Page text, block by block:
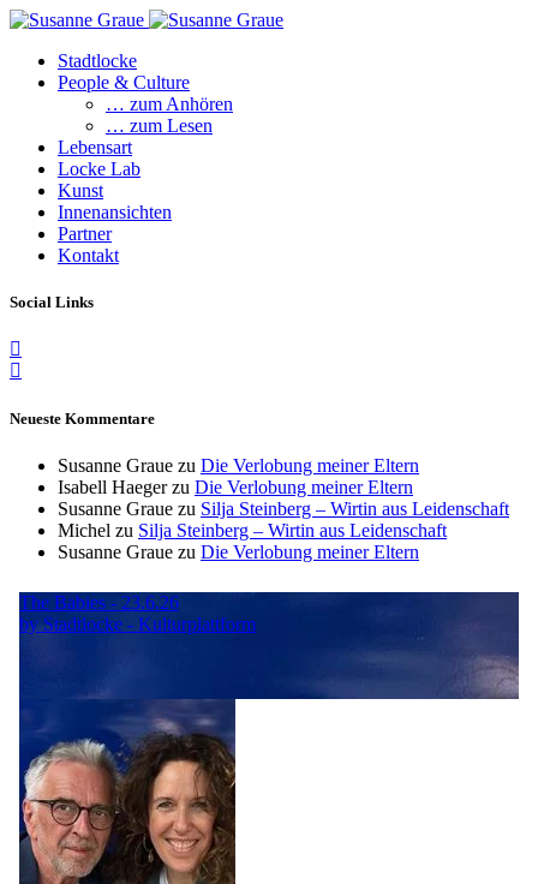
Stadtlocke
People & Culture
… zum Anhören
… zum Lesen
Lebensart
Locke Lab
Kunst
Innenansichten
Partner
Kontakt
Social Links
Neueste Kommentare
Susanne Graue zu Die Verlobung meiner Eltern
Isabell Haegerzu Die Verlobung meiner Eltern
Susanne Graue zu Silja Steinberg – Wirtin aus Leidenschaft
Michel zu Silja Steinberg – Wirtin aus Leidenschaft
Susanne Graue zu Die Verlobung meiner Eltern